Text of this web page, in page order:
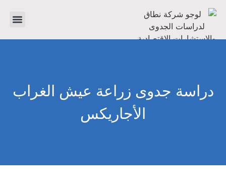
دراسة جدوى زراعة عيش الغراب
الأجاريكس